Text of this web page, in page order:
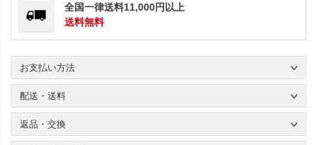
全国一律送料11,000円以上
送料無料
お支払い方法
配送・送料
返品・交換